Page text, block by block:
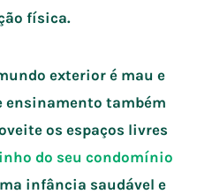
física.
exterior é mau e
ensinamento também
os espaços livres
do seu condomínio
infância saudável e